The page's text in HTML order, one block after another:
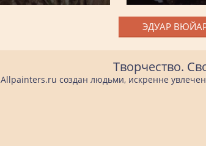
ЭДУАР
Творчество.
Allpainters.ru создан людьми, искренне